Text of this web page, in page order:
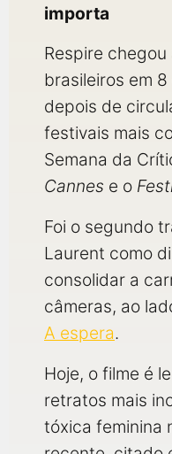
importa
Respire
brasileiros em
depois de
festivais mais
Semana da
Cannes e o
Foi o segundo
Laurent como
consolidar a
câmeras, ao
A espera.
Hoje, o filme é
retratos mais
tóxica feminina